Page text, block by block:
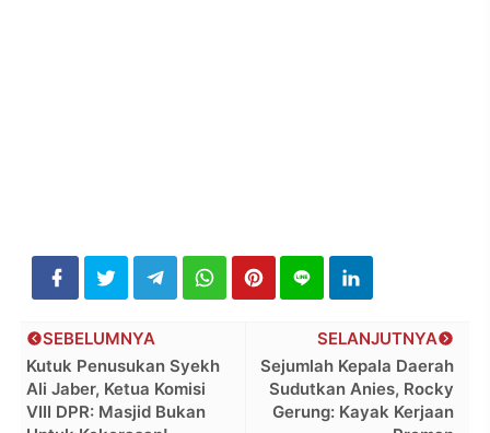
SELANJUTNYA
Sejumlah Kepala Daerah
Sudutkan Anies, Rocky
Gerung: Kayak Kerjaan
SEBELUMNYA
Kutuk Penusukan Syekh
Ali Jaber, Ketua Komisi
VIII DPR: Masjid Bukan